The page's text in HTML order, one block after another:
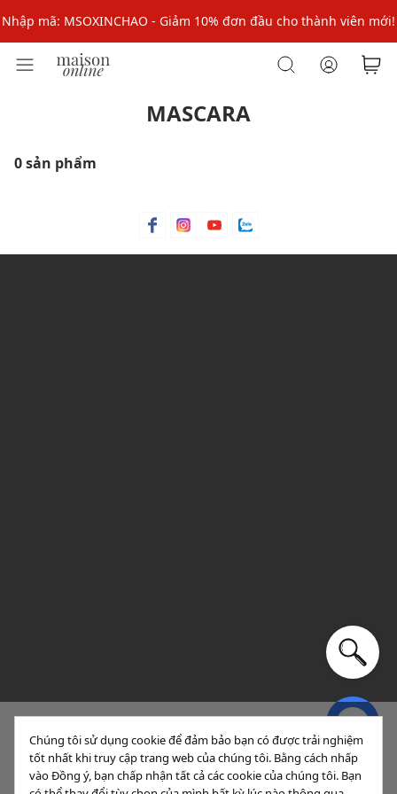
Nhập mã: MSOXINCHAO - Giảm 10% đơn đầu cho thành viên mới!
Nhập mã MSOPAY100: giảm ngay 10% khi thanh toán trực tuyến
Sắp xếp Lọc (1)
MASCARA
0 sản phẩm
Chúng tôi sử dụng cookie để đảm bảo bạn có được trải nghiệm
tốt nhất khi truy cập trang web của chúng tôi. Bằng cách nhấp
vào Đồng ý, bạn chấp nhận tất cả các cookie của chúng tôi. Bạn